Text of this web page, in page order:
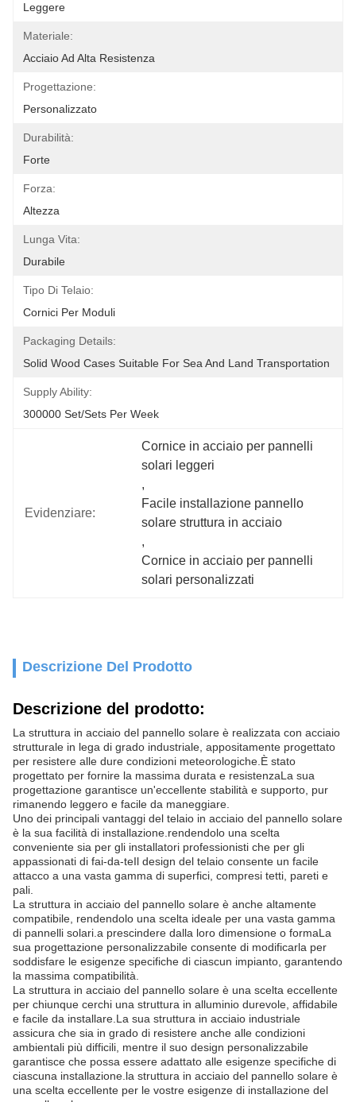
Leggere
Materiale:
Acciaio Ad Alta Resistenza
Progettazione:
Personalizzato
Durabilità:
Forte
Forza:
Altezza
Lunga Vita:
Durabile
Tipo Di Telaio:
Cornici Per Moduli
Packaging Details:
Solid Wood Cases Suitable For Sea And Land Transportation
Supply Ability:
300000 Set/Sets Per Week
Evidenziare:
Cornice in acciaio per pannelli
solari leggeri
,
Facile installazione pannello
solare struttura in acciaio
,
Cornice in acciaio per pannelli
solari personalizzati
Descrizione Del Prodotto
Descrizione del prodotto:
La struttura in acciaio del pannello solare è realizzata con acciaio
strutturale in lega di grado industriale, appositamente progettato
per resistere alle dure condizioni meteorologiche.È stato
progettato per fornire la massima durata e resistenzaLa sua
progettazione garantisce un'eccellente stabilità e supporto, pur
rimanendo leggero e facile da maneggiare.
Uno dei principali vantaggi del telaio in acciaio del pannello solare
è la sua facilità di installazione.rendendolo una scelta
conveniente sia per gli installatori professionisti che per gli
appassionati di fai-da-teIl design del telaio consente un facile
attacco a una vasta gamma di superfici, compresi tetti, pareti e
pali.
La struttura in acciaio del pannello solare è anche altamente
compatibile, rendendolo una scelta ideale per una vasta gamma
di pannelli solari.a prescindere dalla loro dimensione o formaLa
sua progettazione personalizzabile consente di modificarla per
soddisfare le esigenze specifiche di ciascun impianto, garantendo
la massima compatibilità.
La struttura in acciaio del pannello solare è una scelta eccellente
per chiunque cerchi una struttura in alluminio durevole, affidabile
e facile da installare.La sua struttura in acciaio industriale
assicura che sia in grado di resistere anche alle condizioni
ambientali più difficili, mentre il suo design personalizzabile
garantisce che possa essere adattato alle esigenze specifiche di
ciascuna installazione.la struttura in acciaio del pannello solare è
una scelta eccellente per le vostre esigenze di installazione del